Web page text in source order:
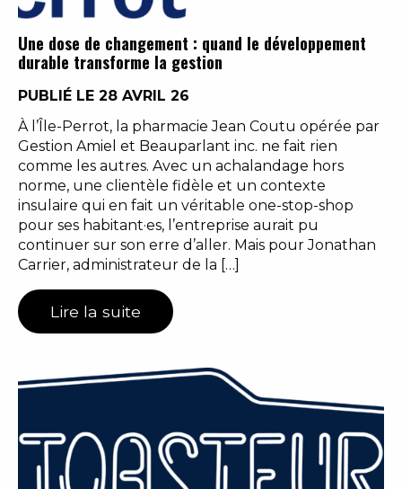
Une dose de changement : quand le développement
durable transforme la gestion
PUBLIÉ LE 28 AVRIL 26
À l’Île-Perrot, la pharmacie Jean Coutu opérée par
Gestion Amiel et Beauparlant inc. ne fait rien
comme les autres. Avec un achalandage hors
norme, une clientèle fidèle et un contexte
insulaire qui en fait un véritable one-stop-shop
pour ses habitant·es, l’entreprise aurait pu
continuer sur son erre d’aller. Mais pour Jonathan
Carrier, administrateur de la […]
Lire la suite